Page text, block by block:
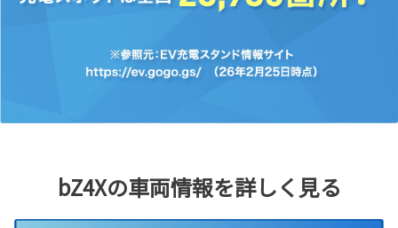
bZ4Xの車両情報を詳しく見る